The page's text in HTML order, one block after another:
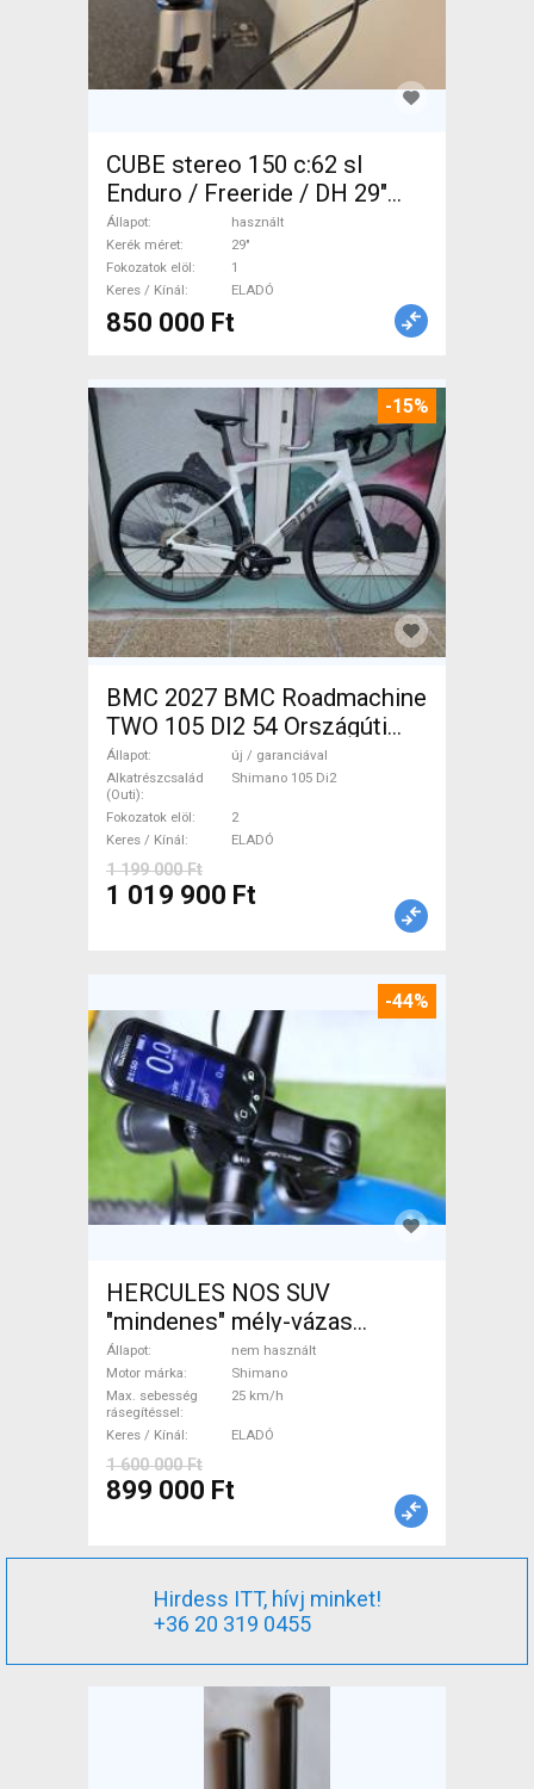
CUBE stereo 150 c:62 sl
Enduro / Freeride / DH 29"
használt ELADÓ
Állapot
használt
Kerék méret
29"
Fokozatok elöl
1
Keres / Kínál
ELADÓ
850 000 Ft
-15%
BMC 2027 BMC Roadmachine
TWO 105 DI2 54 Országúti
Shimano 105 Di2 tárcsafék új
/ garanciával ELADÓ
Állapot
új / garanciával
Alkatrészcsalád
(Outi)
Shimano 105 Di2
Fokozatok elöl
2
Keres / Kínál
ELADÓ
1 199 000 Ft
1 019 900 Ft
-44%
HERCULES NOS SUV
"mindenes" mély-vázas
Elektromos Trekking/cross
25 km/h Shimano nem
használt ELADÓ
Állapot
nem használt
Motor márka
Shimano
Max. sebesség
rásegítéssel
25 km/h
Keres / Kínál ELADÓ
1 600 000 Ft
899 000 Ft
Hirdess ITT, hívj minket!
+36 20 319 0455